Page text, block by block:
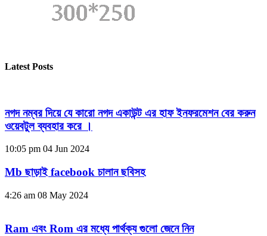
Latest Posts
নগদ নম্বর দিয়ে যে কারো নগদ একাউন্ট এর হাফ ইনফরমেশন বের করুন
ওয়েবটুল ব্যবহার করে ।
10:05 pm 04 Jun 2024
Mb ছাড়াই facebook চালান ছবিসহ
4:26 am 08 May 2024
Ram এবং Rom এর মধ্যে পার্থক্য গুলো জেনে নিন